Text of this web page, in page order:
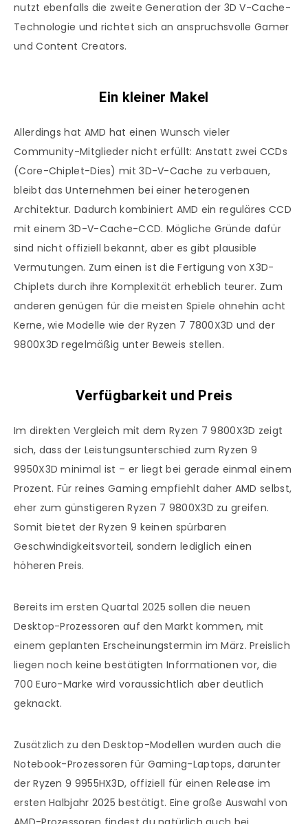
nutzt ebenfalls die zweite Generation der 3D V-Cache-
Technologie und richtet sich an anspruchsvolle Gamer
und Content Creators.
Ein kleiner Makel
Allerdings hat AMD hat einen Wunsch vieler
Community-Mitglieder nicht erfüllt: Anstatt zwei CCDs
(Core-Chiplet-Dies) mit 3D-V-Cache zu verbauen,
bleibt das Unternehmen bei einer heterogenen
Architektur. Dadurch kombiniert AMD ein reguläres CCD
mit einem 3D-V-Cache-CCD. Mögliche Gründe dafür
sind nicht offiziell bekannt, aber es gibt plausible
Vermutungen. Zum einen ist die Fertigung von X3D-
Chiplets durch ihre Komplexität erheblich teurer. Zum
anderen genügen für die meisten Spiele ohnehin acht
Kerne, wie Modelle wie der Ryzen 7 7800X3D und der
9800X3D regelmäßig unter Beweis stellen.
Verfügbarkeit und Preis
Im direkten Vergleich mit dem Ryzen 7 9800X3D zeigt
sich, dass der Leistungsunterschied zum Ryzen 9
9950X3D minimal ist – er liegt bei gerade einmal einem
Prozent. Für reines Gaming empfiehlt daher AMD selbst,
eher zum günstigeren Ryzen 7 9800X3D zu greifen.
Somit bietet der Ryzen 9 keinen spürbaren
Geschwindigkeitsvorteil, sondern lediglich einen
höheren Preis.
Bereits im ersten Quartal 2025 sollen die neuen
Desktop-Prozessoren auf den Markt kommen, mit
einem geplanten Erscheinungstermin im März. Preislich
liegen noch keine bestätigten Informationen vor, die
700 Euro-Marke wird voraussichtlich aber deutlich
geknackt.
Zusätzlich zu den Desktop-Modellen wurden auch die
Notebook-Prozessoren für Gaming-Laptops, darunter
der Ryzen 9 9955HX3D, offiziell für einen Release im
ersten Halbjahr 2025 bestätigt. Eine große Auswahl von